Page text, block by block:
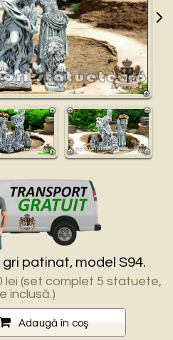
Play
patinat, model S94.
lei Prețul
curent
este:
5.225,00 lei.
(set complet 5 statuete,
inclusă.)
Adaugă în coş